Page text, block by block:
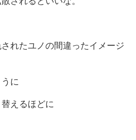
れたユノの間違ったイメージ
に
えるほどに